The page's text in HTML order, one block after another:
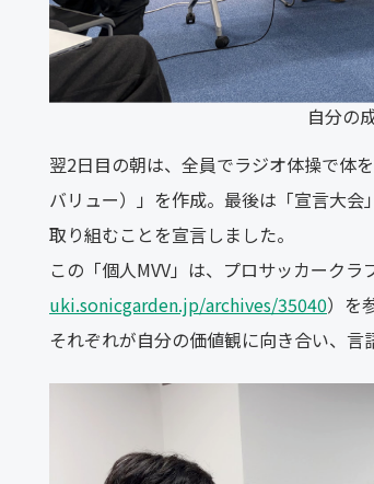
自分の
翌2日目の朝は、全員でラジオ体操で体
バリュー）」を作成。最後は「宣言大
取り組むことを宣言しました。
この「個人MVV」は、プロサッカーク
uki.sonicgarden.jp/archives/35040）を
それぞれが自分の価値観に向き合い、言